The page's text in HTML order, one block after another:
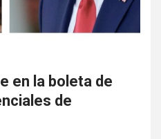
en la boleta de
de
UNIDOS HOGAR Y SALUD
de sarampión en
año que en 2025